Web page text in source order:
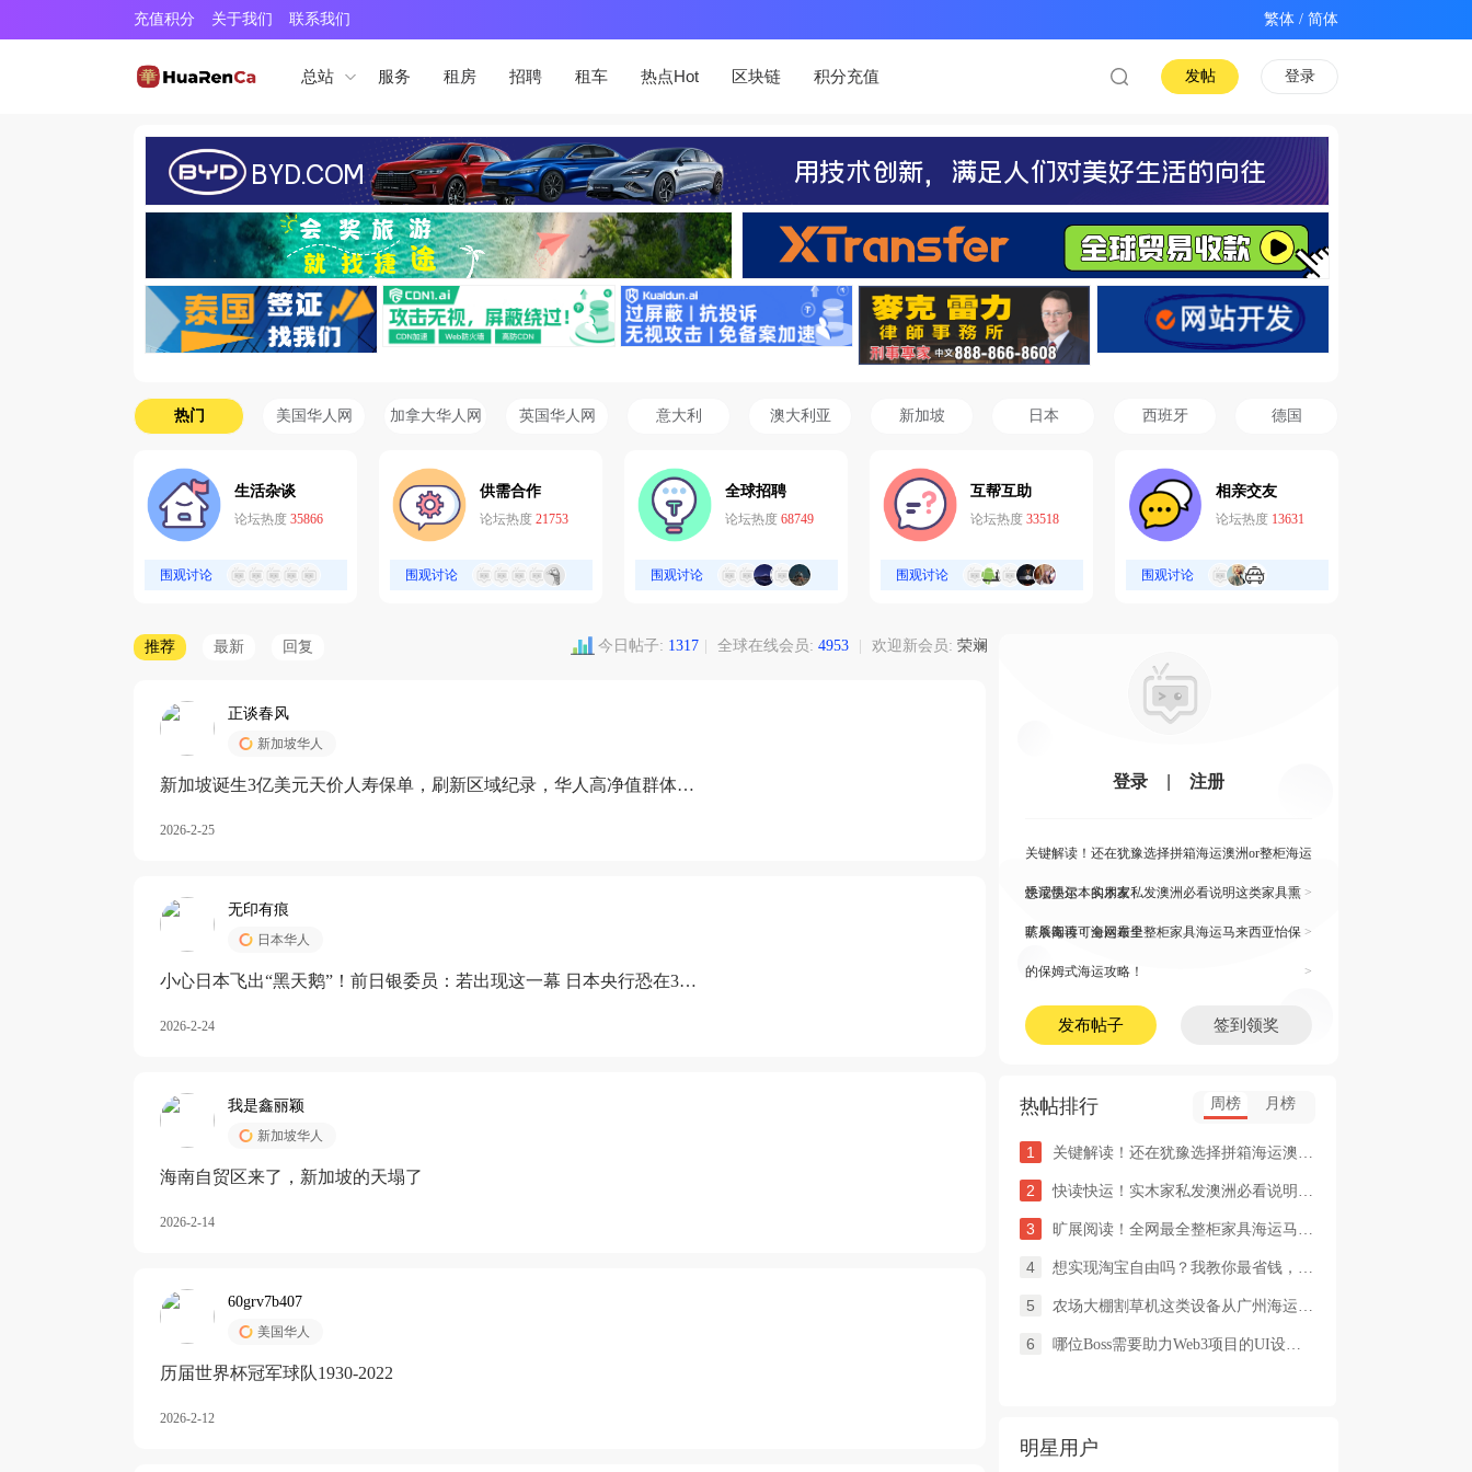
充值积分 关于我们 联系我们 /
总站 服务 租房 招聘 租车 热点Hot 区块链 积分充值 登录
发帖
热门 美国华人网 加拿大华人网 英国华人网 意大利 澳大利亚 新加坡 日本 西班牙 德国
生活杂谈
论坛热度 35866
围观讨论
供需合作
论坛热度 21753
围观讨论
全球招聘
论坛热度 68749
围观讨论
互帮互助
论坛热度 33518
围观讨论
相亲交友
论坛热度 13631
围观讨论
推荐 最新 回复 今日帖子: 1317 全球在线会员: 4953 欢迎新会员: 荣斓
正谈春风
新加坡华人
新加坡诞生3亿美元天价人寿保单，刷新区域纪录，华人高净值群体成
2026-2-25
无印有痕
日本华人
小心日本飞出“黑天鹅”！前日银委员：若出现这一幕 日本央行恐在3月
2026-2-24
我是鑫丽颖
新加坡华人
海南自贸区来了，新加坡的天塌了
2026-2-14
60grv7b407
美国华人
历届世界杯冠军球队1930-2022
2026-2-12
登录 注册
关键解读！还在犹豫选择拼箱海运澳洲or整柜海运
悉尼墨尔本的朋友 >
快读快运！实木家私发澳洲必看说明这类家具熏
蒸杀毒再可海运布里 >
旷展阅读！全网最全整柜家具海运马来西亚怡保
的保姆式海运攻略！ >
发布帖子 签到领奖
热帖排行 周榜 月榜
1 关键解读！还在犹豫选择拼箱海运澳洲or整柜海运悉尼墨尔本的朋友
2 快读快运！实木家私发澳洲必看说明这类家具熏蒸杀毒再可海运布里
3 旷展阅读！全网最全整柜家具海运马来西亚怡保的保姆式海运攻略！
4 想实现淘宝自由吗？我教你最省钱，最方便的方法
5 农场大棚割草机这类设备从广州海运到澳洲堪培拉过海关需要提供什
6 哪位Boss需要助力Web3项目的UI设计，或qian
明星用户